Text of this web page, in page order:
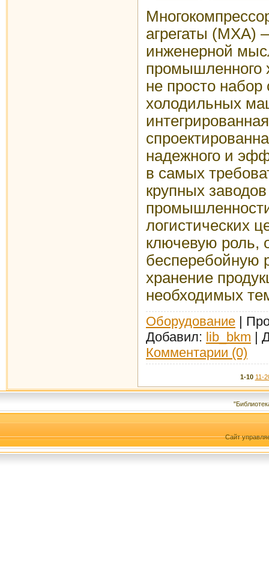
агрегаты (МХА)
инженерной
промышленного
не просто
холодильных
надежного и
в самых
крупных
логистических
ключевую роль,
бесперебойную
хранение
необходимых
Оборудование |
Добавил: lib_bkm |
Комментарии (0)
1-10 11-
Сайт